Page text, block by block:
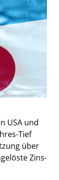
USA und
Tief
über
Zins-